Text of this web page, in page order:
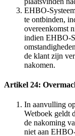
EHBO-
te ontbinden,
overeenkomst
indien EHBO-
de klant zijn
nakomen.
Artikel 24:
In aanvulling
Wetboek geldt
de nakoming
niet aan